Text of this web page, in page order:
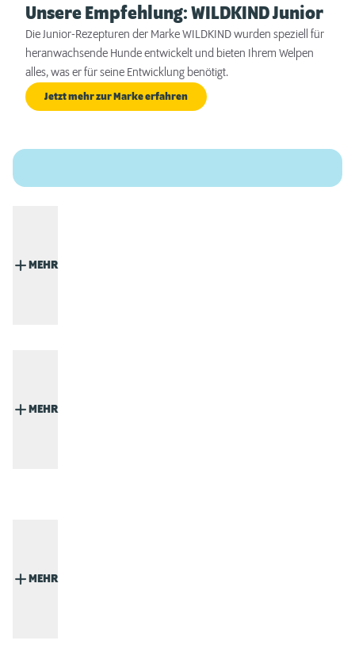
Unsere Empfehlung: WILDKIND Junior
Die Junior-Rezepturen der Marke WILDKIND wurden speziell für
heranwachsende Hunde entwickelt und bieten Ihrem Welpen
alles, was er für seine Entwicklung benötigt.
Jetzt mehr zur Marke erfahren
MEHR
MEHR
MEHR